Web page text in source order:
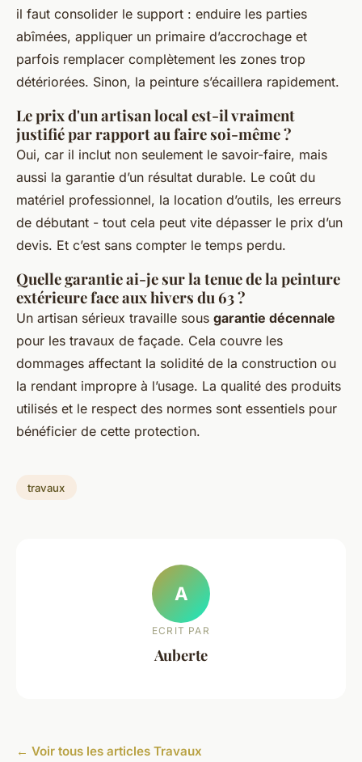
il faut consolider le support : enduire les parties
abîmées, appliquer un primaire d’accrochage et
parfois remplacer complètement les zones trop
détériorées. Sinon, la peinture s’écaillera rapidement.
Le prix d'un artisan local est-il vraiment
justifié par rapport au faire soi-même ?
Oui, car il inclut non seulement le savoir-faire, mais
aussi la garantie d’un résultat durable. Le coût du
matériel professionnel, la location d’outils, les erreurs
de débutant - tout cela peut vite dépasser le prix d’un
devis. Et c’est sans compter le temps perdu.
Quelle garantie ai-je sur la tenue de la peinture
extérieure face aux hivers du 63 ?
Un artisan sérieux travaille sous garantie décennale
pour les travaux de façade. Cela couvre les
dommages affectant la solidité de la construction ou
la rendant impropre à l’usage. La qualité des produits
utilisés et le respect des normes sont essentiels pour
bénéficier de cette protection.
travaux
A
ECRIT PAR
Auberte
← Voir tous les articles Travaux